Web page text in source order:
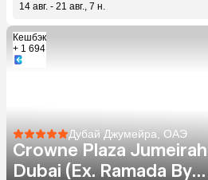
14 авг. - 21 авг., 7 н.
Кешбэк
+ 1 694
Дубай Джумейра, ОАЭ
Crowne Plaza Jumeirah
Dubai (Ex. Ramada By